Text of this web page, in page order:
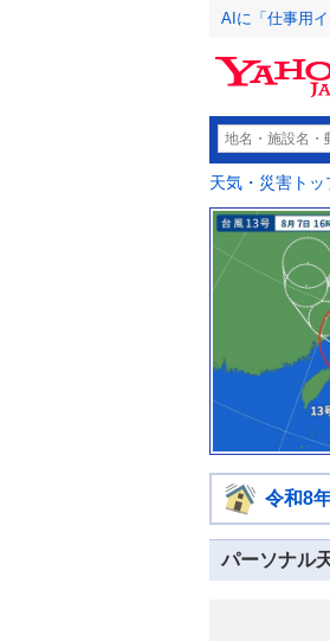
AIに「仕事用
天気・災害トッ
令和8
パーソナル